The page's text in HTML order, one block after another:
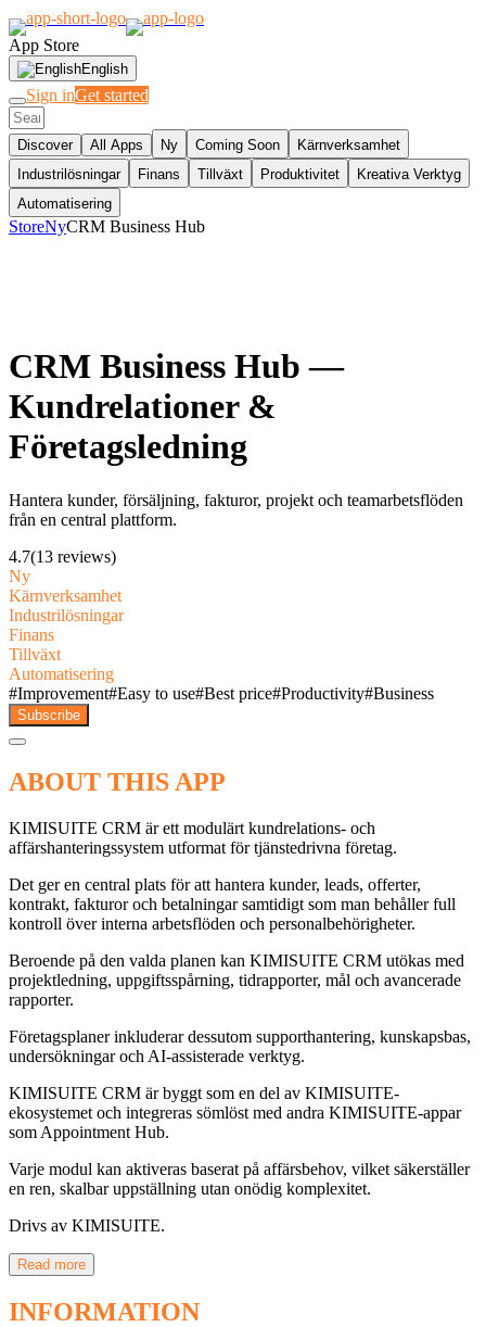
App Store
English
Sign inGet started
Discover All Apps Ny Coming Soon
Kärnverksamhet
Industrilösningar
Finans Tillväxt Produktivitet
Kreativa Verktyg
Automatisering
StoreNyCRM Business Hub
CRM Business Hub —
Kundrelationer &
Företagsledning
Hantera kunder, försäljning, fakturor, projekt och teamarbetsflöden
från en central plattform.
4.7(13 reviews)
Ny
Kärnverksamhet
Industrilösningar
Finans
Tillväxt
Automatisering
#Improvement#Easy to use#Best price#Productivity#Business
Subscribe
ABOUT THIS APP
KIMISUITE CRM är ett modulärt kundrelations- och
affärshanteringssystem utformat för tjänstedrivna företag.
Det ger en central plats för att hantera kunder, leads, offerter,
kontrakt, fakturor och betalningar samtidigt som man behåller full
kontroll över interna arbetsflöden och personalbehörigheter.
Beroende på den valda planen kan KIMISUITE CRM utökas med
projektledning, uppgiftsspårning, tidrapporter, mål och avancerade
rapporter.
Företagsplaner inkluderar dessutom supporthantering, kunskapsbas,
undersökningar och AI-assisterade verktyg.
KIMISUITE CRM är byggt som en del av KIMISUITE-
ekosystemet och integreras sömlöst med andra KIMISUITE-appar
som Appointment Hub.
Varje modul kan aktiveras baserat på affärsbehov, vilket säkerställer
en ren, skalbar uppställning utan onödig komplexitet.
Drivs av KIMISUITE.
Read more
INFORMATION